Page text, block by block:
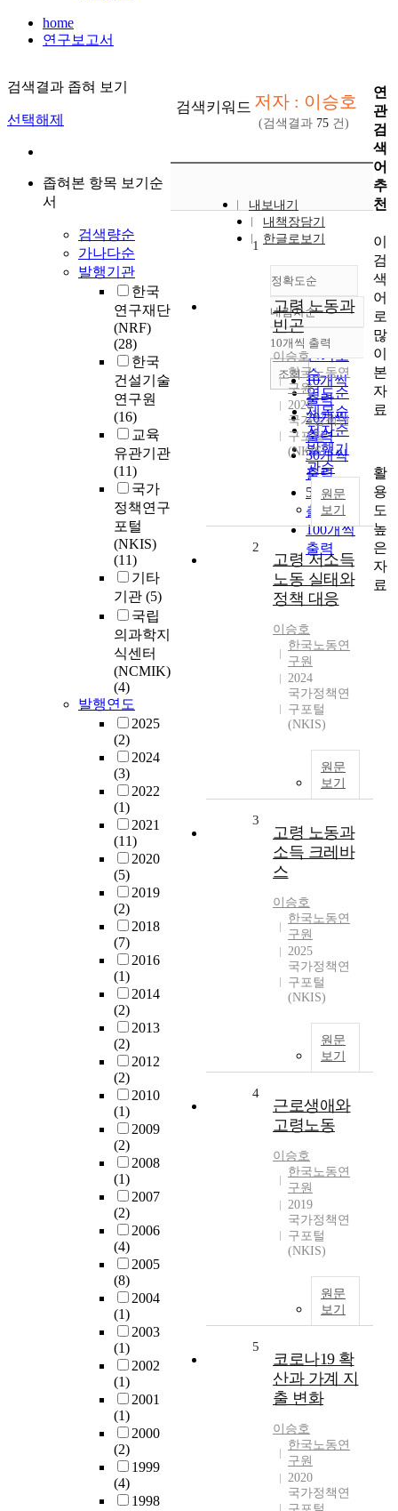
home
연구보고서
검색결과 좁혀 보기
선택해제
좁혀본 항목 보기순
서
검색량순
가나다순
발행기관
한국
연구재단
(NRF)
(28)
한국
건설기술
연구원
(16)
교육
유관기관
(11)
국가
정책연구
포털
(NKIS)
(11)
기타
기관 (5)
국립
의과학지
식센터
(NCMIK)
(4)
발행연도
2025
(2)
2024
(3)
2022
(1)
2021
(11)
2020
(5)
2019
(2)
2018
(7)
2016
(1)
2014
(2)
2013
(2)
2012
(2)
2010
(1)
2009
(2)
2008
(1)
2007
(2)
2006
(4)
2005
(8)
2004
(1)
2003
(1)
2002
(1)
2001
(1)
2000
(2)
1999
(4)
1998
검색키워드 저자 : 이승호
(검색결과 75 건)
내보내기
내책장담기
한글로보기
정확도순
정확도
순
인기도
순
연도순
제목순
저자순
발행기
관순
내림차순
내림차순
10개씩 출력
10개씩
출력
20개씩
출력
30개씩
출력
50개씩
출력
100개씩
출력
조회
1
고령 노동과
빈곤
이승호
한국노동연
구원
2020
국가정책연
구포털
(NKIS)
원문
보기
2
고령 저소득
노동 실태와
정책 대응
이승호
한국노동연
구원
2024
국가정책연
구포털
(NKIS)
원문
보기
3
고령 노동과
소득 크레바
스
이승호
한국노동연
구원
2025
국가정책연
구포털
(NKIS)
원문
보기
4
근로생애와
고령노동
이승호
한국노동연
구원
2019
국가정책연
구포털
(NKIS)
원문
보기
5
코로나19 확
산과 가계 지
출 변화
이승호
한국노동연
구원
2020
국가정책연
연
관
검
색
어
추
천
이
검
색
어
로
많
이
본
자
료
활
용
도
높
은
자
료